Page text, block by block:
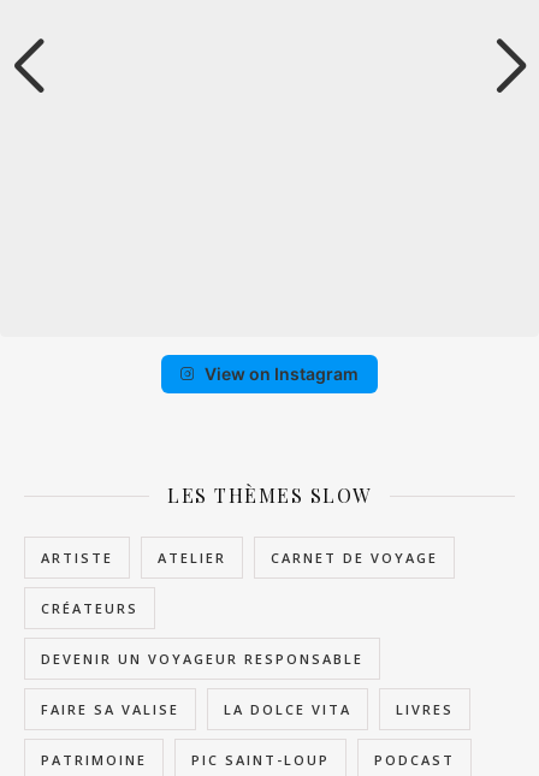
View on Instagram
LES THÈMES SLOW
ARTISTE ATELIER CARNET DE VOYAGE
CRÉATEURS
DEVENIR UN VOYAGEUR RESPONSABLE
FAIRE SA VALISE LA DOLCE VITA LIVRES
PATRIMOINE PIC SAINT-LOUP PODCAST